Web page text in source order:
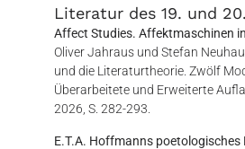
Literatur des 19. und
Affect Studies. Affektmaschinen
Oliver Jahraus und Stefan
und die Literaturtheorie. Zwölf
Überarbeitete und Erweiterte
2026, S. 282-293.
E.T.A. Hoffmanns poetologisches